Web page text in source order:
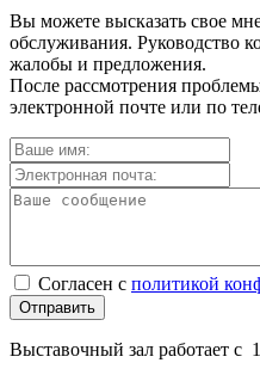
Вы можете высказать свое
обслуживания. Руководство
жалобы и предложения.
После рассмотрения
электронной почте или по
Согласен с политикой
Отправить
Выставочный зал работает с